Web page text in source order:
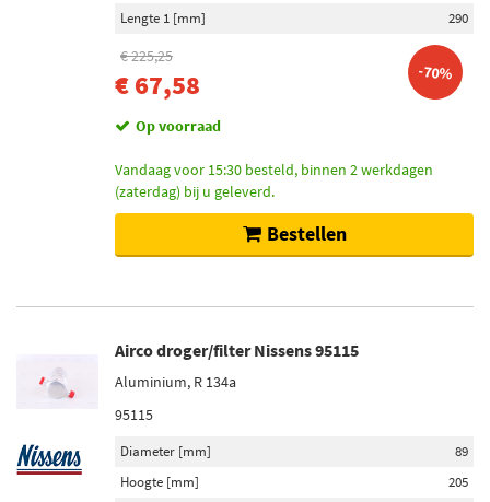
Lengte 1 [mm]
290
€ 225,25
€ 67,58 -70%
Op voorraad
Vandaag voor 15:30 besteld, binnen 2 werkdagen
(zaterdag) bij u geleverd.
Bestellen
Airco droger/filter Nissens 95115
Aluminium, R 134a
95115
Diameter [mm]
89
Hoogte [mm]
205